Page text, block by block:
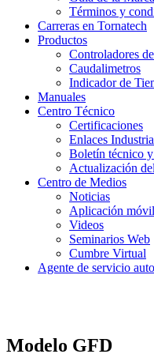
Términos y
Carreras en Tornatech
Productos
Controladores
Caudalimetros
Indicador de
Manuales
Centro Técnico
Certificaciones
Enlaces
Boletín técnico
Actualización
Centro de Medios
Noticias
Aplicación
Videos
Seminarios Web
Cumbre Virtual
Agente de servicio
Modelo GFD